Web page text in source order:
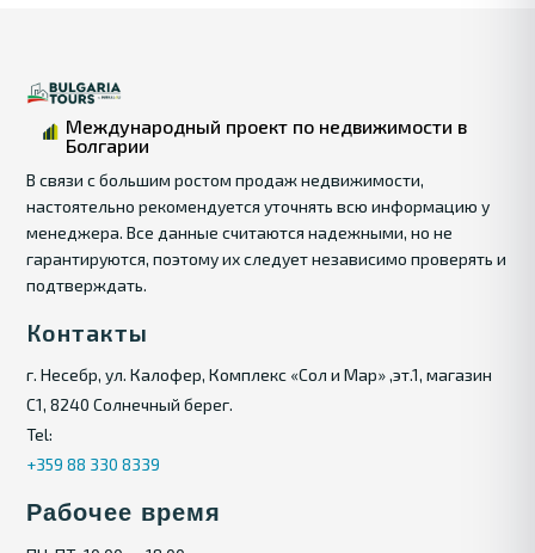
Международный проект по недвижимости в
Болгарии
В связи с большим ростом продаж недвижимости,
настоятельно рекомендуется уточнять всю информацию у
менеджера. Все данные считаются надежными, но не
гарантируются, поэтому их следует независимо проверять и
подтверждать.
Контакты
г. Несебр, ул. Калофер, Комплекс «Сол и Мар» ,эт.1, магазин
С1, 8240 Солнечный берег.
Tel:
+359 88 330 8339
Рабочее время